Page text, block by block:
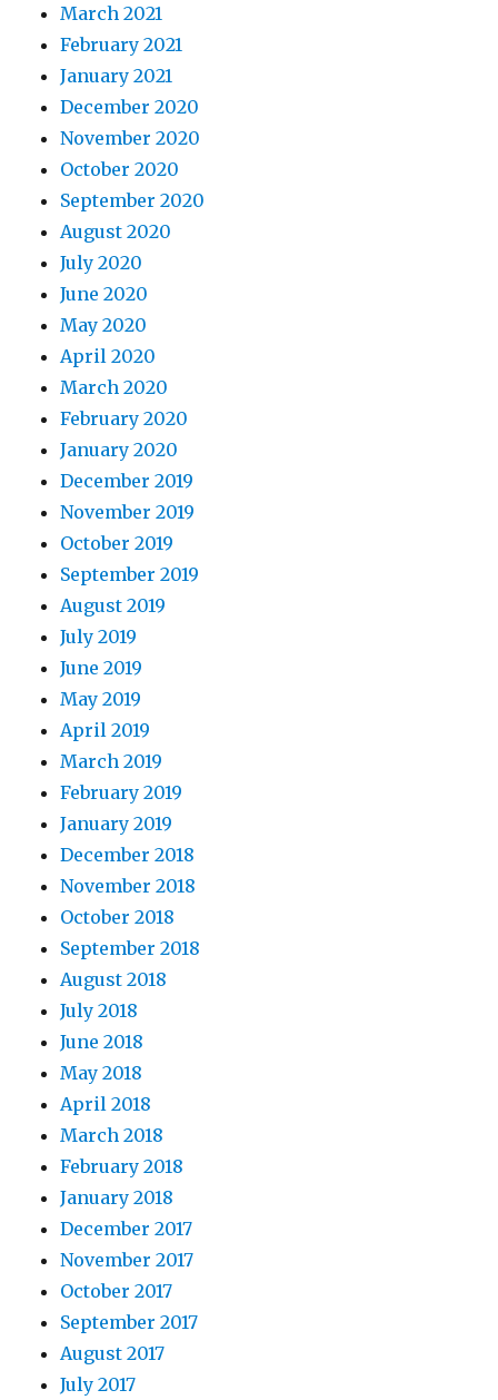
March 2021
February 2021
January 2021
December 2020
November 2020
October 2020
September 2020
August 2020
July 2020
June 2020
May 2020
April 2020
March 2020
February 2020
January 2020
December 2019
November 2019
October 2019
September 2019
August 2019
July 2019
June 2019
May 2019
April 2019
March 2019
February 2019
January 2019
December 2018
November 2018
October 2018
September 2018
August 2018
July 2018
June 2018
May 2018
April 2018
March 2018
February 2018
January 2018
December 2017
November 2017
October 2017
September 2017
August 2017
July 2017